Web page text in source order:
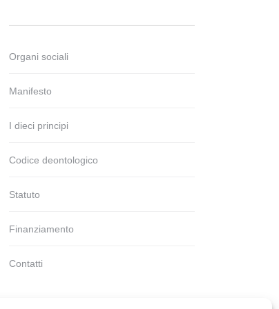
Organi sociali
Manifesto
I dieci principi
Codice deontologico
Statuto
Finanziamento
Contatti